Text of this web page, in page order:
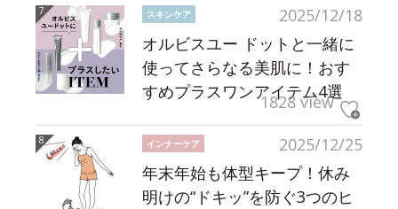
2025/12/18
スキンケア
オルビスユー ドットと一緒に
使ってさらなる美肌に！おす
すめプラスワンアイテム4選
1828 view
2025/12/25
インナーケア
年末年始も体型キープ！休み
明けの“ドキッ”を防ぐ3つのヒ